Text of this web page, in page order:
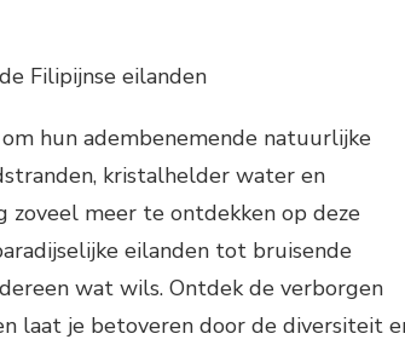
Filipijnse eilanden
hun adembenemende natuurlijke
kristalhelder water en
zoveel meer te ontdekken op deze
eilanden tot bruisende
wat wils. Ontdek de verborgen
laat je betoveren door de diversiteit